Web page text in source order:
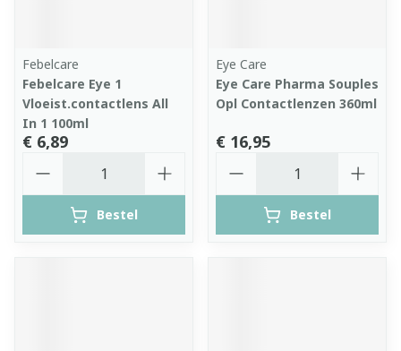
Febelcare
Febelcare Eye 1
Vloeist.contactlens All
In 1 100ml
€ 6,89
Bestel
Eye Care
Eye Care Pharma Souples
Opl Contactlenzen 360ml
€ 16,95
Bestel